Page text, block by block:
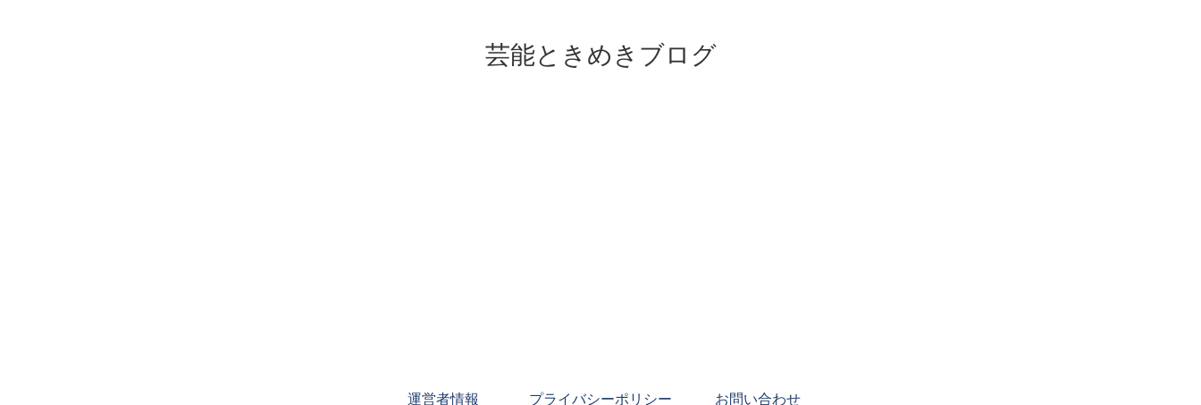
芸能ときめきブログ
運営者情報 プライバシーポリシー お問い合わせ